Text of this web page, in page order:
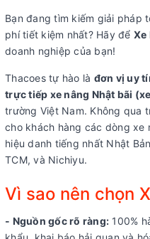
Bạn đang tìm kiếm giải pháp
phí tiết kiệm nhất? Hãy để Xe
doanh nghiệp của bạn!
Thacoes tự hào là đơn vị uy
trực tiếp xe nâng Nhật bãi
trường Việt Nam. Không qua
cho khách hàng các dòng xe
hiệu danh tiếng nhất Nhật
TCM, và Nichiyu.
Vì sao nên chọn
- Nguồn gốc rõ ràng: 100%